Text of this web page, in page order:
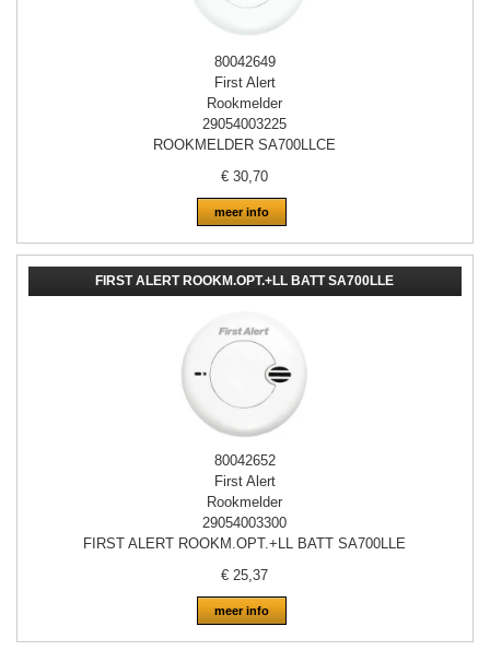
80042649
First Alert
Rookmelder
29054003225
ROOKMELDER SA700LLCE
€30,70
meer info
FIRST ALERT ROOKM.OPT.+LL BATT SA700LLE
80042652
First Alert
Rookmelder
29054003300
FIRST ALERT ROOKM.OPT.+LL BATT SA700LLE
€25,37
meer info